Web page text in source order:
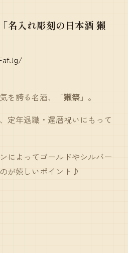
名入れ彫刻の日本酒 獺
を誇る名酒、「獺祭 」。
定年退職・還暦祝いにもって
によってゴールドやシルバー
が嬉しいポイント♪